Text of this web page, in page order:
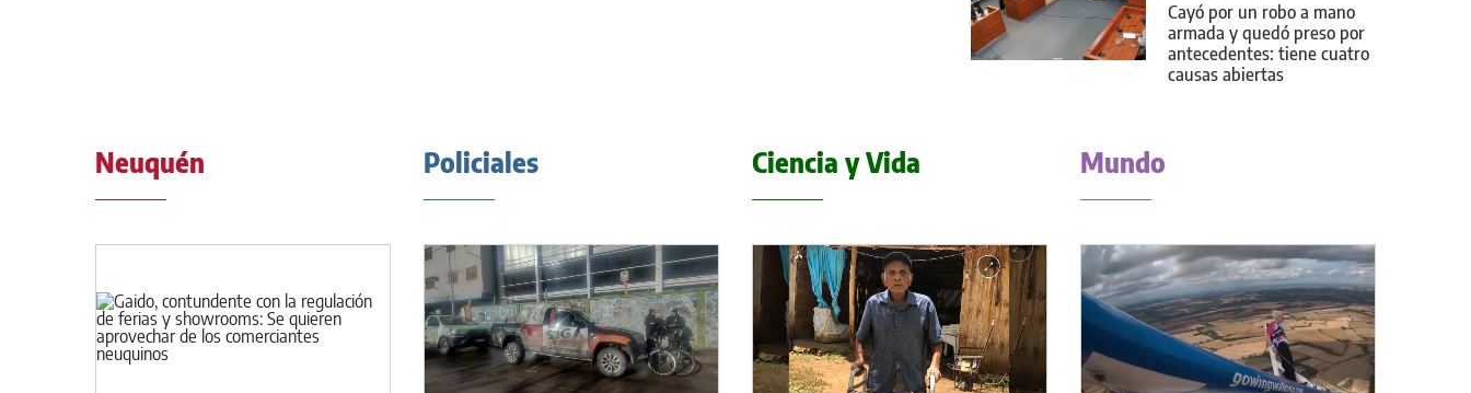
Cayó por un robo a mano
armada y quedó preso por
antecedentes: tiene cuatro
causas abiertas
Neuquén Policiales Ciencia y Vida Mundo